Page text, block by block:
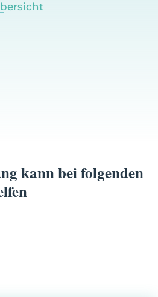
kann bei folgenden